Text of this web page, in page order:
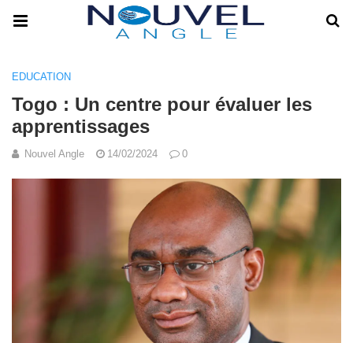
EDUCATION
Togo : Un centre pour évaluer les
apprentissages
Nouvel Angle 14/02/2024 0